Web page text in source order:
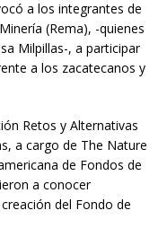
a los integrantes de
(Rema), -quienes
Milpillas-, a participar
a los zacatecanos y
Retos y Alternativas
a cargo de The Nature
de Fondos de
a conocer
del Fondo de